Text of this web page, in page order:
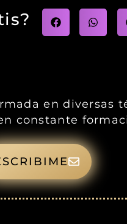
en diversas
constante